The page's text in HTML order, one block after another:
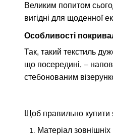
Великим попитом
вигідні для щоденної
Особливості
Так, такий текстиль
що посередині, –
стебонованим
Щоб правильно купити
Матеріал